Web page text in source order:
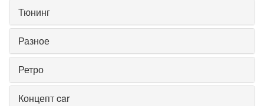
Тюнинг
Разное
Ретро
Концепт car